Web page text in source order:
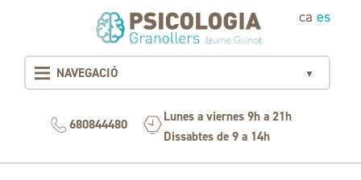
NAVEGACIÓ ▼
caes
680844480
Lunes a viernes 9h a 21h
Dissabtes de 9 a 14h